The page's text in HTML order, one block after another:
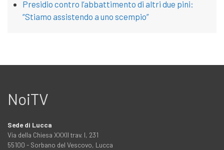
Presidio contro l’abbattimento di altri due pini:
“Stiamo assistendo a uno scempio”
NoiTV
Sede di Lucca
Via della Chiesa XXXII trav. I, 231
55100 - Sorbano del Vescovo, Lucca